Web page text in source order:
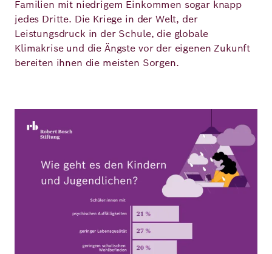
Familien mit niedrigem Einkommen sogar knapp
jedes Dritte. Die Kriege in der Welt, der
Leistungsdruck in der Schule, die globale
Klimakrise und die Ängste vor der eigenen Zukunft
bereiten ihnen die meisten Sorgen.